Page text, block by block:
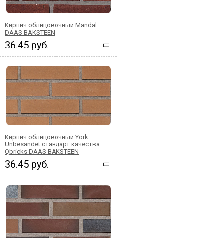
Кирпич облицовочный Mandal
DAAS BAKSTEEN
36.45 руб.
Кирпич облицовочный York
Unbesandet стандарт качества
Qbricks DAAS BAKSTEEN
36.45 руб.